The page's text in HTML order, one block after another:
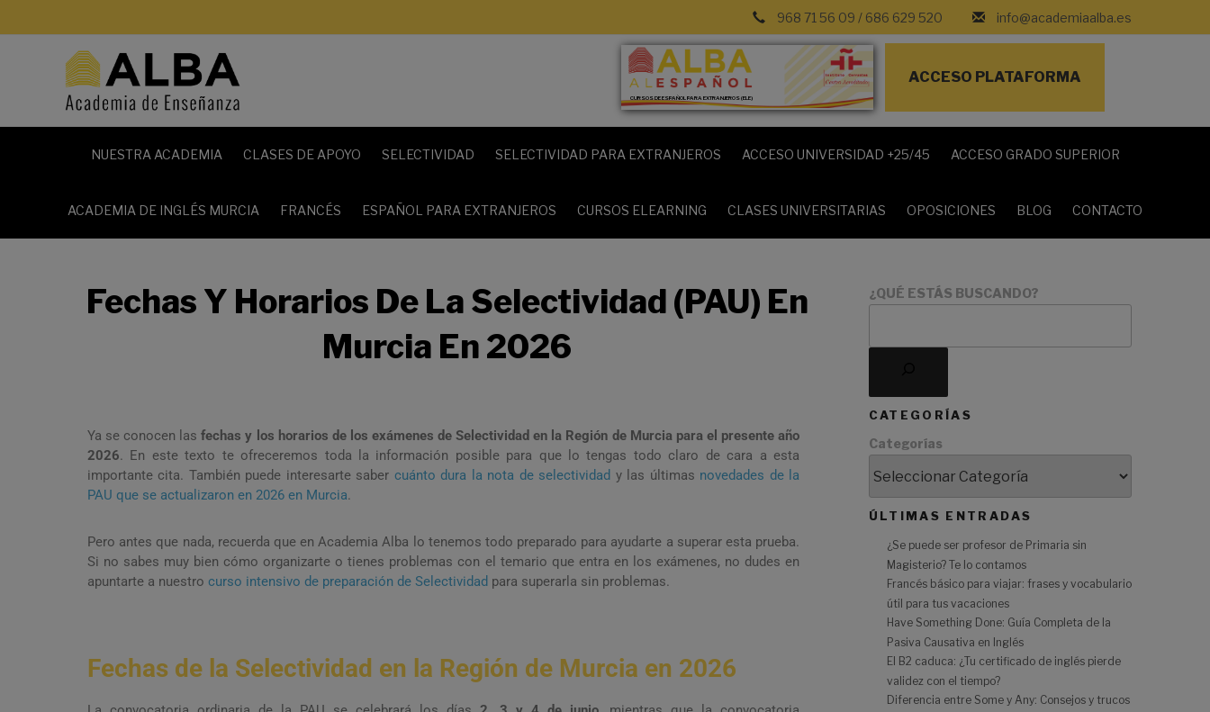
info@academiaalba.es
968 71 56 09 / 686 629 520
CURSOS DE ESPAÑOL PARA EXTRANJEROS (ELE)
ACCESO PLATAFORMA
NUESTRA ACADEMIA CLASES DE APOYO SELECTIVIDAD SELECTIVIDAD PARA EXTRANJEROS ACCESO UNIVERSIDAD +25/45 ACCESO GRADO SUPERIOR
ACADEMIA DE INGLÉS MURCIA FRANCÉS ESPAÑOL PARA EXTRANJEROS CURSOS ELEARNING CLASES UNIVERSITARIAS OPOSICIONES BLOG CONTACTO
Fechas Y Horarios De La Selectividad (PAU) En
Murcia En 2026
Ya se conocen lasfechas y los horarios de los exámenes de Selectividad en la Región de Murcia para el presente año
2026. En este texto te ofreceremos toda la información posible para que lo tengas todo claro de cara a esta
importante cita. También puede interesarte saber cuánto dura la nota de selectividad y las últimas novedades de la
PAU que se actualizaron en 2026 en Murcia.
Pero antes que nada, recuerda que en Academia Alba lo tenemos todo preparado para ayudarte a superar esta prueba.
Si no sabes muy bien cómo organizarte o tienes problemas con el temario que entra en los exámenes, no dudes en
apuntarte a nuestro curso intensivo de preparación de Selectividad para superarla sin problemas.
Fechas de la Selectividad en la Región de Murcia en 2026
¿QUÉ ESTÁS BUSCANDO?
CATEGORÍAS
Categorías
ÚLTIMAS ENTRADAS
¿Se puede ser profesor de Primaria sin
Magisterio? Te lo contamos
Francés básico para viajar: frases y vocabulario
útil para tus vacaciones
Have Something Done: Guía Completa de la
Pasiva Causativa en Inglés
El B2 caduca: ¿Tu certificado de inglés pierde
validez con el tiempo?
Diferencia entre Some y Any: Consejos y trucos